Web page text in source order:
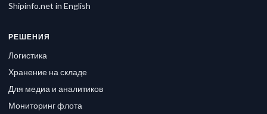
Shipinfo.net in English
РЕШЕНИЯ
Логистика
Хранение на складе
Для медиа и аналитиков
Мониторинг флота